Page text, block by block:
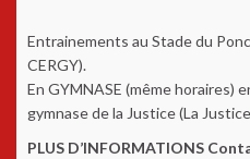
Entrainements au Stade du
CERGY).
En GYMNASE (même horaires)
gymnase de la Justice (La
PLUS D’INFORMATIONS